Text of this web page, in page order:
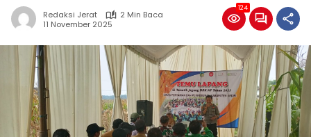
Redaksi Jerat
2 Min Baca
11 November 2025
124